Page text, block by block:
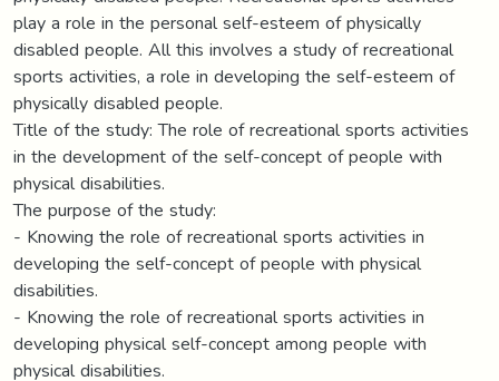
play a role in the personal self-esteem of physically
disabled people. All this involves a study of recreational
sports activities, a role in developing the self-esteem of
physically disabled people.
Title of the study: The role of recreational sports activities
in the development of the self-concept of people with
physical disabilities.
The purpose of the study:
- Knowing the role of recreational sports activities in
developing the self-concept of people with physical
disabilities.
- Knowing the role of recreational sports activities in
developing physical self-concept among people with
physical disabilities.